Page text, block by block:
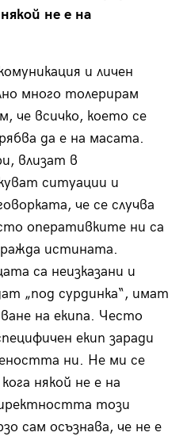
не е на
и личен
много толерирам
че всичко, което се
да е на масата.
влизат в
ситуации и
че се случва
оперативките ни са
ражда истината.
са неизказани и
„под сурдинка“, имат
на екипа. Често
екип заради
ни. Не ми се
някой не е на
този
сам осъзнава, че не е